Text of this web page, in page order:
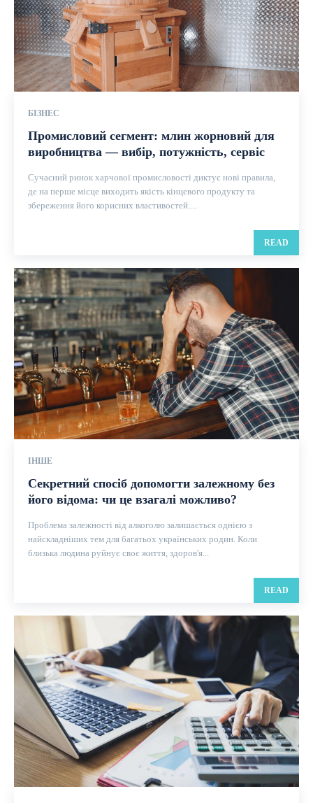
БІЗНЕС
Промисловий сегмент: млин жорновий для
виробництва — вибір, потужність, сервіс
Сучасний ринок харчової промисловості диктує нові правила,
де на перше місце виходить якість кінцевого продукту та
збереження його корисних властивостей....
READ
ІНШЕ
Секретний спосіб допомогти залежному без
його відома: чи це взагалі можливо?
Проблема залежності від алкоголю залишається однією з
найскладніших тем для багатьох українських родин. Коли
близька людина руйнує своє життя, здоров'я...
READ